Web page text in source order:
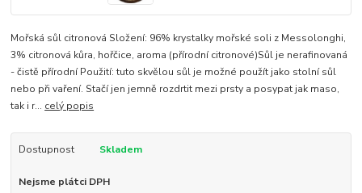
Mořská sůl citronová Složení: 96% krystalky mořské soli z Messolonghi,
3% citronová kůra, hořčice, aroma (přírodní citronové)Sůl je nerafinovaná
- čistě přírodní Použití: tuto skvělou sůl je možné použít jako stolní sůl
nebo při vaření. Stačí jen jemně rozdrtit mezi prsty a posypat jak maso,
tak i r... celý popis
Dostupnost Skladem
Nejsme plátci DPH